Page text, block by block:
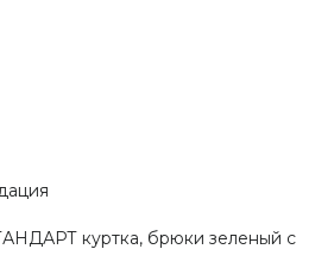
куртка, брюки зеленый с